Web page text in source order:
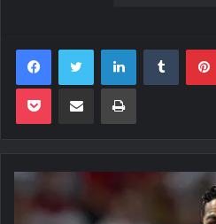
FacebookTwitter LinkedinTumblr
Pocket Compartilhar via e-mail Imprimir